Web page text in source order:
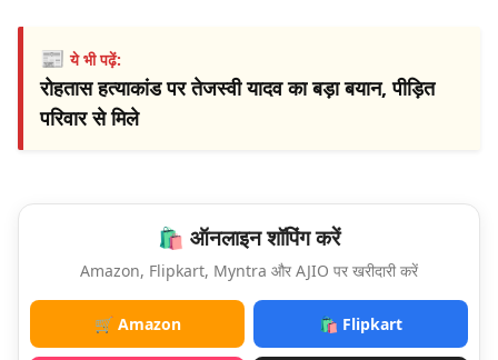
📰ये भी पढ़ें:
रोहतास हत्याकांड पर तेजस्वी यादव का बड़ा बयान, पीड़ित
परिवार से मिले
🛍️ ऑनलाइन शॉपिंग करें
Amazon, Flipkart, Myntra और AJIO पर खरीदारी करें
🛒 Amazon 🛍️ Flipkart